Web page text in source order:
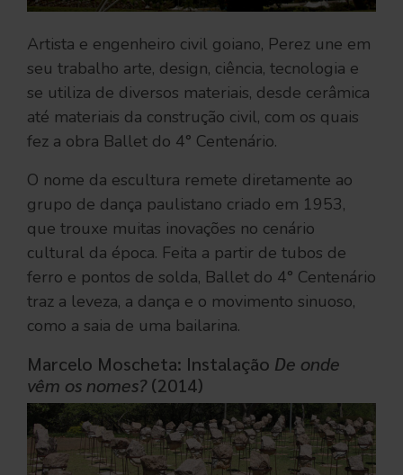
Artista e engenheiro civil goiano, Perez une em
seu trabalho arte, design, ciência, tecnologia e
se utiliza de diversos materiais, desde cerâmica
até materiais da construção civil, com os quais
fez a obra Ballet do 4° Centenário.
O nome da escultura remete diretamente ao
grupo de dança paulistano criado em 1953,
que trouxe muitas inovações no cenário
cultural da época. Feita a partir de tubos de
ferro e pontos de solda, Ballet do 4° Centenário
traz a leveza, a dança e o movimento sinuoso,
como a saia de uma bailarina.
Marcelo Moscheta: Instalação De onde
vêm os nomes?(2014)